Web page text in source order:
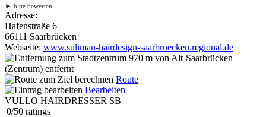
► bitte bewerten
Adresse:
Hafenstraße 6
66111 Saarbrücken
Webseite: www.suliman-hairdesign-saarbruecken.regional.de
970 m von Alt-Saarbrücken
(Zentrum) entfernt
Route
Bearbeiten
VULLO HAIRDRESSER SB
0/50 ratings